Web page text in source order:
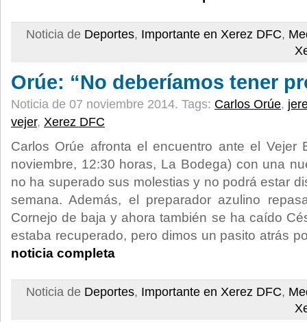
Noticia de Deportes, Importante en Xerez DFC,
Orúe: “No deberíamos tener
Noticia de 07 noviembre 2014. Tags: Carlos Orúe,
vejer, Xerez DFC
Carlos Orúe afronta el encuentro ante el Vejer
noviembre, 12:30 horas, La Bodega) con una
no ha superado sus molestias y no podrá estar
semana. Además, el preparador azulino
Cornejo de baja y ahora también se ha caído
estaba recuperado, pero dimos un pasito atrás
noticia completa
Noticia de Deportes, Importante en Xerez DFC,